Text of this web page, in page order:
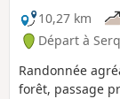
10,27 km
Départ à
Randonnée
forêt, passage